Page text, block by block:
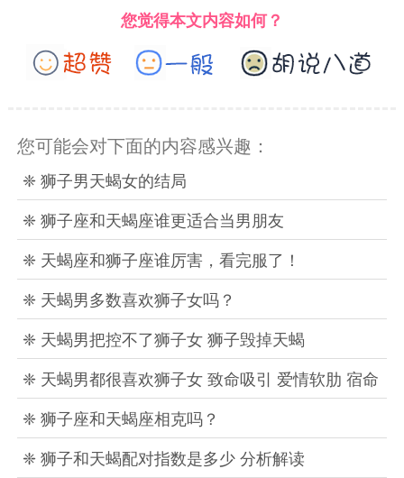
您觉得本文内容如何？
您可能会对下面的内容感兴趣：
❈ 狮子男天蝎女的结局
❈ 狮子座和天蝎座谁更适合当男朋友
❈ 天蝎座和狮子座谁厉害，看完服了！
❈ 天蝎男多数喜欢狮子女吗？
❈ 天蝎男把控不了狮子女 狮子毁掉天蝎
❈ 天蝎男都很喜欢狮子女 致命吸引 爱情软肋 宿命
❈ 狮子座和天蝎座相克吗？
❈ 狮子和天蝎配对指数是多少 分析解读